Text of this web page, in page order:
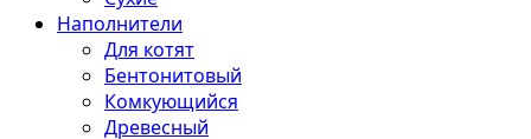
Наполнители
Для котят
Бентонитовый
Комкующийся
Древесный